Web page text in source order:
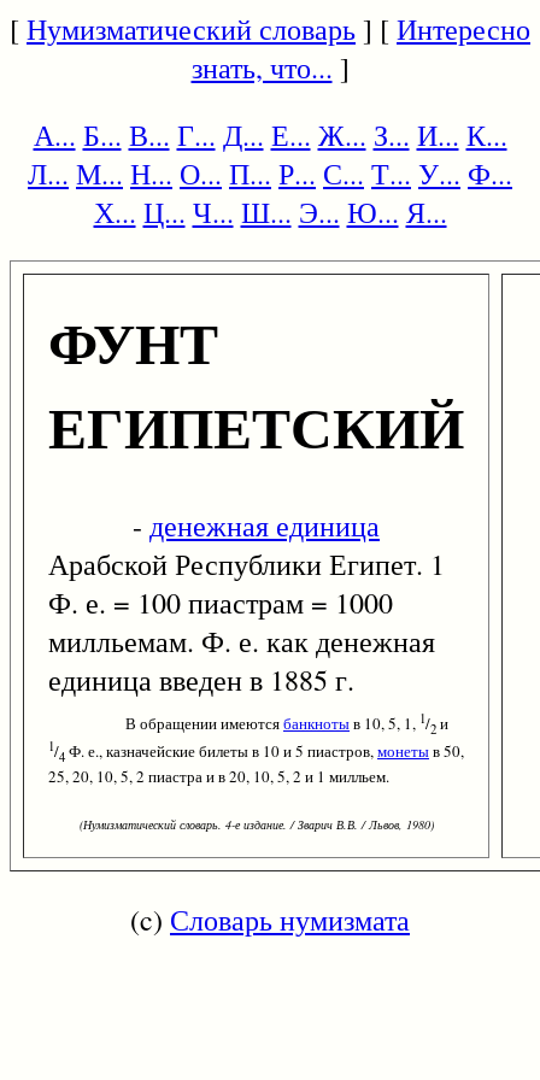
[Нумизматический словарь] [Интересно
знать, что... ]
А... Б... В... Г... Д... Е... Ж... З... И... К...
Л... М... Н... О... П... Р... С... Т... У... Ф...
Х... Ц... Ч... Ш... Э... Ю... Я...
ФУНТ
ЕГИПЕТСКИЙ
- денежная единица
Арабской Республики Египет. 1
Ф. е. = 100 пиастрам = 1000
милльемам. Ф. е. как денежная
единица введен в 1885 г.
В обращении имеютсябанкнотыв 10, 5, 1, 1/2 и
1/4 Ф. е., казначейские билеты в 10 и 5 пиастров,монетыв 50,
25, 20, 10, 5, 2 пиастра и в 20, 10, 5, 2 и 1 милльем.
(Нумизматический словарь. 4-е издание. / Зварич В.В. / Львов, 1980)
(c) Словарь нумизмата